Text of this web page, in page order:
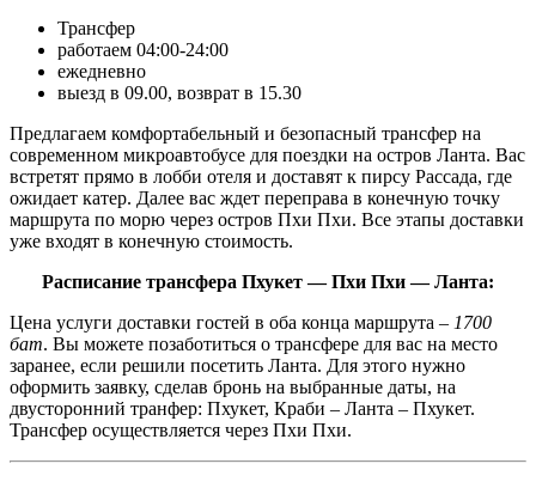
Трансфер
работаем 04:00-24:00
ежедневно
выезд в 09.00, возврат в 15.30
Предлагаем комфортабельный и безопасный трансфер на
современном микроавтобусе для поездки на остров Ланта. Вас
встретят прямо в лобби отеля и доставят к пирсу Рассада, где
ожидает катер. Далее вас ждет переправа в конечную точку
маршрута по морю через остров Пхи Пхи. Все этапы доставки
уже входят в конечную стоимость.
Расписание трансфера Пхукет — Пхи Пхи — Ланта:
Цена услуги доставки гостей в оба конца маршрута – 1700
бат. Вы можете позаботиться о трансфере для вас на место
заранее, если решили посетить Ланта. Для этого нужно
оформить заявку, сделав бронь на выбранные даты, на
двусторонний транфер: Пхукет, Краби – Ланта – Пхукет.
Трансфер осуществляется через Пхи Пхи.